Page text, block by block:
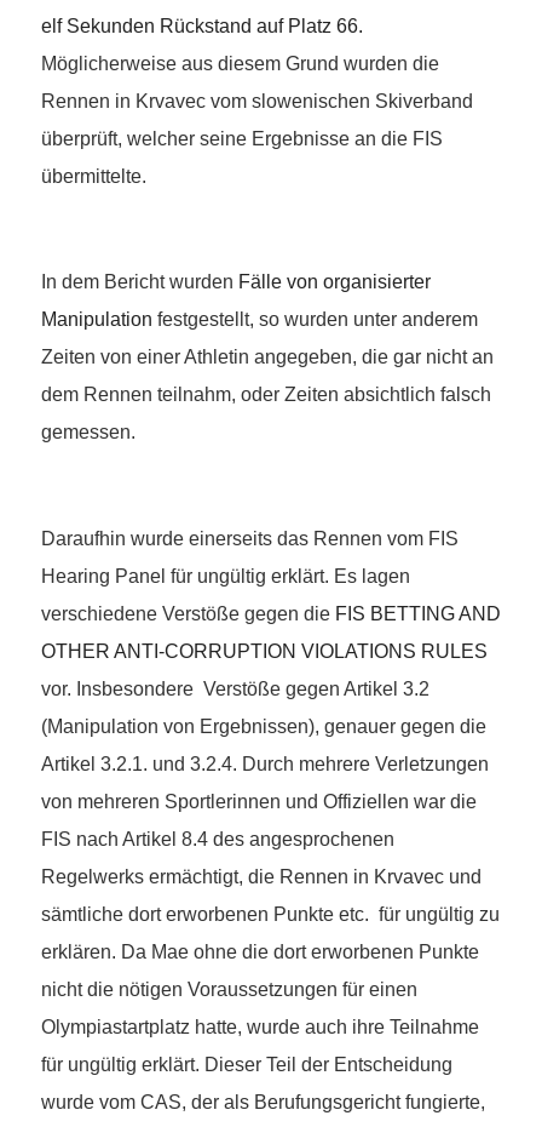
elf Sekunden Rückstand auf Platz 66.
Möglicherweise aus diesem Grund wurden die
Rennen in Krvavec vom slowenischen Skiverband
überprüft, welcher seine Ergebnisse an die FIS
übermittelte.
In dem Bericht wurden Fälle von organisierter
Manipulation festgestellt, so wurden unter anderem
Zeiten von einer Athletin angegeben, die gar nicht an
dem Rennen teilnahm, oder Zeiten absichtlich falsch
gemessen.
Daraufhin wurde einerseits das Rennen vom FIS
Hearing Panel für ungültig erklärt. Es lagen
verschiedene Verstöße gegen die FIS BETTING AND
OTHER ANTI-CORRUPTION VIOLATIONS RULES
vor. Insbesondere Verstöße gegen Artikel 3.2
(Manipulation von Ergebnissen), genauer gegen die
Artikel 3.2.1. und 3.2.4. Durch mehrere Verletzungen
von mehreren Sportlerinnen und Offiziellen war die
FIS nach Artikel 8.4 des angesprochenen
Regelwerks ermächtigt, die Rennen in Krvavec und
sämtliche dort erworbenen Punkte etc. für ungültig zu
erklären. Da Mae ohne die dort erworbenen Punkte
nicht die nötigen Voraussetzungen für einen
Olympiastartplatz hatte, wurde auch ihre Teilnahme
für ungültig erklärt. Dieser Teil der Entscheidung
wurde vom CAS, der als Berufungsgericht fungierte,